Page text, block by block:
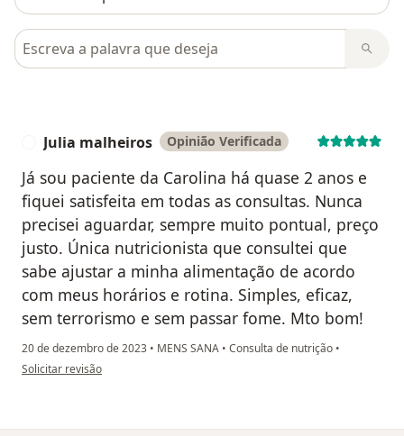
Pesquisar em opiniões
Julia malheiros Opinião Verificada
Já sou paciente da Carolina há quase 2 anos e
fiquei satisfeita em todas as consultas. Nunca
precisei aguardar, sempre muito pontual, preço
justo. Única nutricionista que consultei que
sabe ajustar a minha alimentação de acordo
com meus horários e rotina. Simples, eficaz,
sem terrorismo e sem passar fome. Mto bom!
20 de dezembro de 2023 • MENS SANA • Consulta de nutrição •
na opinião do utilizador Julia malheiros
Solicitar revisão